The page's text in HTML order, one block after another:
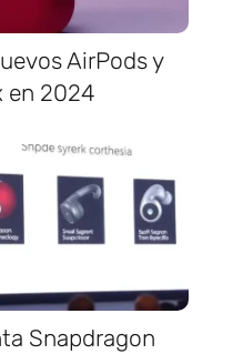
AirPods y
en 2024
Snapdragon